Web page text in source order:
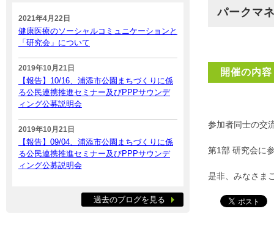
パークマ
開催の内容
参加者同士の交
第1部 研究会に
是非、みなさま
2021年4月22日
健康医療のソーシャルコミュニケーションと
「研究会」について
2019年10月21日
【報告】10/16、浦添市公園まちづくりに係
る公民連携推進セミナー及びPPPサウンデ
ィング公募説明会
2019年10月21日
【報告】09/04、浦添市公園まちづくりに係
る公民連携推進セミナー及びPPPサウンデ
ィング公募説明会
過去のブログを見る